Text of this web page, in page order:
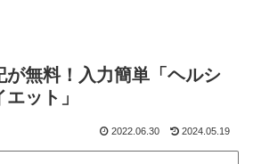
が無料！入力簡単「ヘルシ
ット」
2022.06.30 2024.05.19